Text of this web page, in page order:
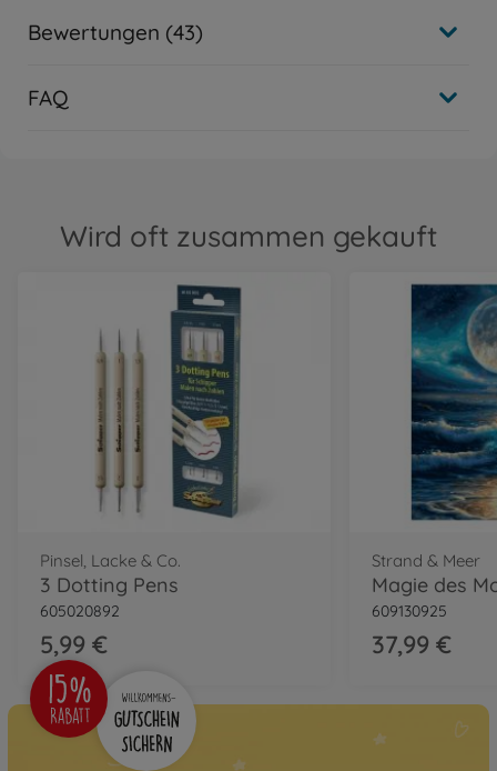
Bewertungen (43)
FAQ
Wird oft zusammen gekauft
Pinsel, Lacke & Co.
3 Dotting Pens
605020892
5,99 €
Strand & Meer
609130925
37,99 €